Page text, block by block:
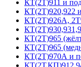
КТ(2Т)911 и
КТ(2Т)920,922
КТ(2Т)926А,
КТ(2Т)965
КТ(2Т)965
КТ(2Т)970А и